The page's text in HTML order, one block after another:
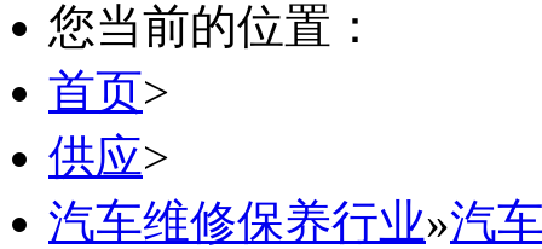
您当前的位置：
首页>
供应>
汽车维修保养行业»汽